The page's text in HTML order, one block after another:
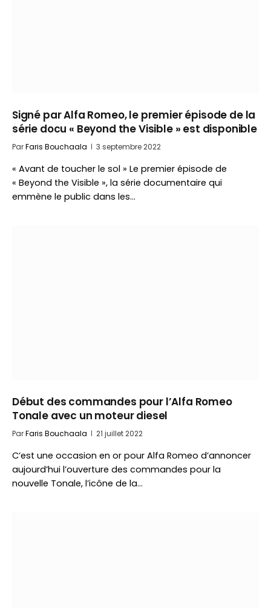
Signé par Alfa Romeo, le premier épisode de la
série docu « Beyond the Visible » est disponible
ParFaris Bouchaala 3 septembre 2022
« Avant de toucher le sol » Le premier épisode de
« Beyond the Visible », la série documentaire qui
emmène le public dans les…
Début des commandes pour l’Alfa Romeo
Tonale avec un moteur diesel
ParFaris Bouchaala 21 juillet 2022
C’est une occasion en or pour Alfa Romeo d’annoncer
aujourd’hui l’ouverture des commandes pour la
nouvelle Tonale, l’icône de la…